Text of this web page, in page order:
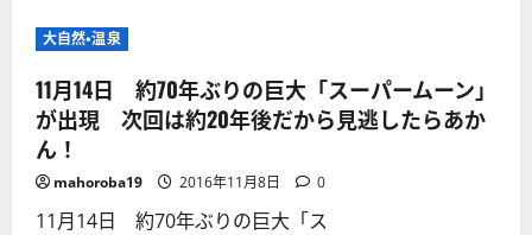
大自然・温泉
11月14日 約70年ぶりの巨大「スーパームーン」
が出現 次回は約20年後だから見逃したらあか
ん！
mahoroba19 2016年11月8日 0
11月14日 約70年ぶりの巨大「ス